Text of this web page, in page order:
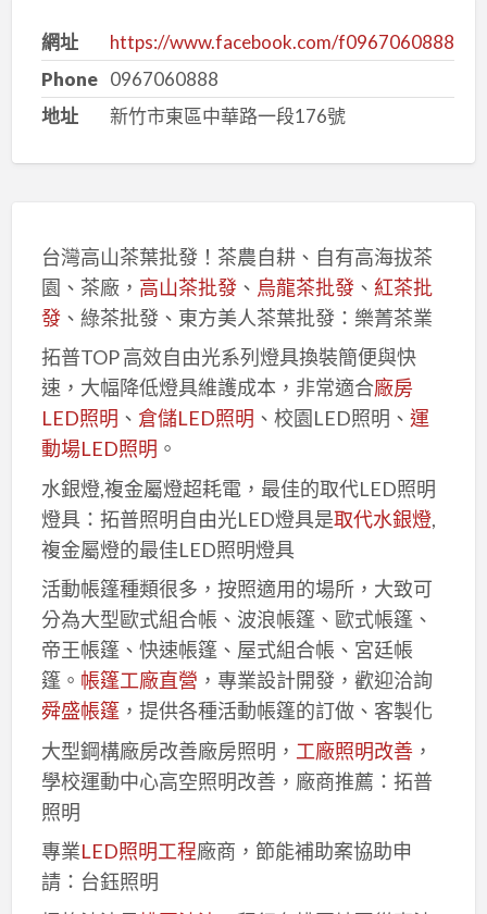
網址
https://www.facebook.com/f0967060888
Phone 0967060888
地址
新竹市東區中華路一段176號
台灣高山茶葉批發！茶農自耕、自有高海拔茶
園、茶廠， 高山茶批發、 烏龍茶批發、 紅茶批
發、綠茶批發、東方美人茶葉批發：樂菁茶業
拓普TOP 高效自由光系列燈具換裝簡便與快
速，大幅降低燈具維護成本，非常適合廠房
LED照明 、 倉儲LED照明 、校園LED照明、 運
動場LED照明 。
水銀燈,複金屬燈超耗電，最佳的取代LED照明
燈具：拓普照明自由光LED燈具是取代水銀燈,
複金屬燈的最佳LED照明燈具
活動帳篷種類很多，按照適用的場所，大致可
分為大型歐式組合帳、波浪帳篷、歐式帳篷、
帝王帳篷、快速帳篷、屋式組合帳、宮廷帳
篷。 帳篷工廠直營 ，專業設計開發，歡迎洽詢
舜盛帳篷，提供各種活動帳篷的訂做、客製化
大型鋼構廠房改善廠房照明， 工廠照明改善，
學校運動中心高空照明改善，廠商推薦：拓普
照明
專業LED照明工程廠商，節能補助案協助申
請：台鈺照明